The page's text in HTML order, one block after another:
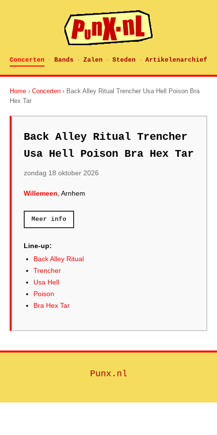
Concerten · Bands · Zalen · Steden · Artikelenarchief
Home › Concerten › Back Alley Ritual Trencher Usa Hell Poison Bra
Hex Tar
Back Alley Ritual Trencher
Usa Hell Poison Bra Hex Tar
zondag 18 oktober 2026
Willemeen , Arnhem
Meer info
Line-up:
Back Alley Ritual
Trencher
Usa Hell
Poison
Bra Hex Tar
Punx.nl